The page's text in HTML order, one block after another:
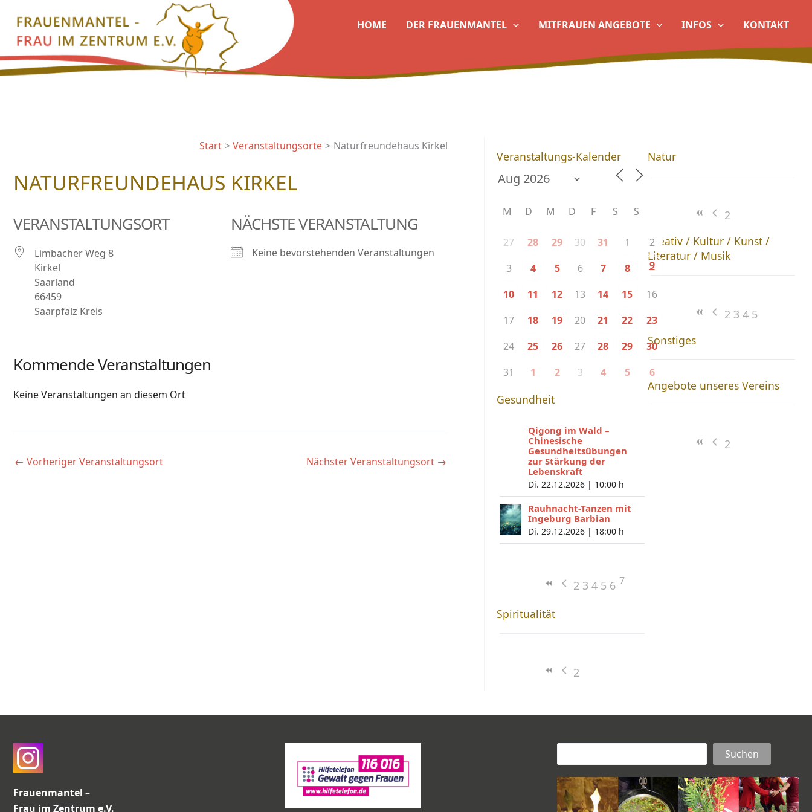
Inhalt
springen
HOME DER FRAUENMANTEL MITFRAUEN ANGEBOTE INFOS KONTAKT
Start Veranstaltungsorte Naturfreundehaus Kirkel
NATURFREUNDEHAUS KIRKEL
VERANSTALTUNGSORT
Limbacher Weg 8
Kirkel
Saarland
66459
Saarpfalz Kreis
NÄCHSTE VERANSTALTUNG
Keine bevorstehenden Veranstaltungen
Kommende Veranstaltungen
Keine Veranstaltungen an diesem Ort
← Vorheriger Veranstaltungsort Nächster Veranstaltungsort →
Veranstaltungs-Kalender
M D M D F S S
27 28 29 30 31 1
2
3
4 5 6 7 8 9
10 11 12 13 14 15
16
17
18 19 20 21 22
23
24
25 26 27 28 29
30
31
1 2 3 4 5 6
Gesundheit
Qigong im Wald –
Chinesische
Gesundheitsübungen
zur Stärkung der
Lebenskraft
Di. 22.12.2026 | 10:00 h
Rauhnacht-Tanzen mit
Ingeburg Barbian
Di. 29.12.2026 | 18:00 h
2 3 4 5 6 7
Spiritualität
2
Natur
2
Kreativ / Kultur / Kunst /
Literatur / Musik
2 3 4 5
Sonstiges
Angebote unseres Vereins
2
Frauenmantel –
Frau im Zentrum e.V.
Suchen